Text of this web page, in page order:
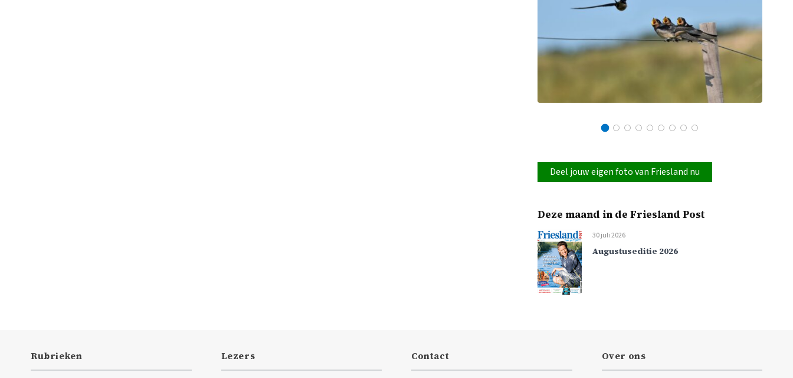
Deel jouw eigen foto van Friesland nu
Deze maand in de Friesland Post
30 juli 2026
Augustuseditie 2026
Rubrieken Lezers Contact Over ons